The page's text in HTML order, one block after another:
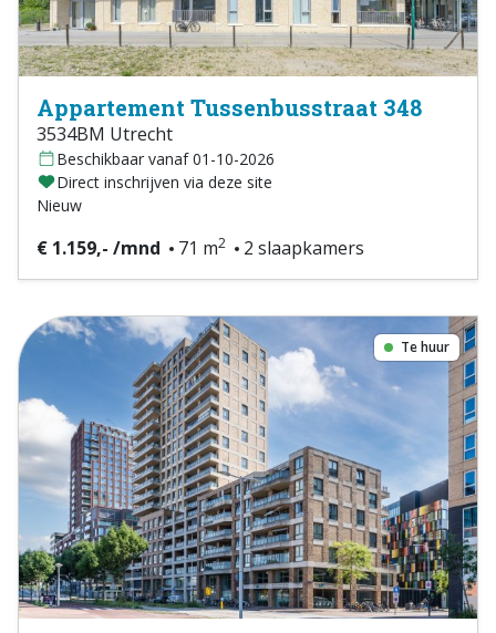
Appartement Tussenbusstraat 348
3534BM Utrecht
Beschikbaar vanaf 01-10-2026
Direct inschrijven via deze site
Nieuw
€ 1.159,- /mnd 71 m2 2 slaapkamers
Te huur